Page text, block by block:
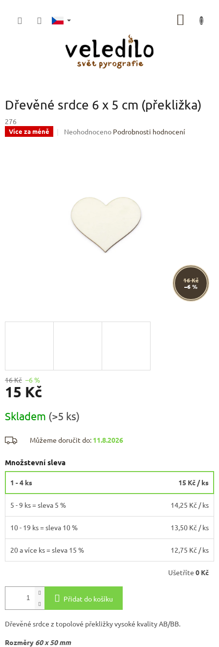
Dřevěné srdce 6 x 5 cm (překližka)
276
Více za méně
Průměrné
hvězdiček.
Neohodnoceno Podrobnosti hodnocení
16 Kč
–6 %
16 Kč –6 %
15 Kč
cena:
Skladem (>5 ks)
Můžeme doručit do: 11.8.2026
Množstevní sleva
1 - 4 ks 15 Kč / ks
5 - 9 ks = sleva 5 % 14,25 Kč / ks
10 - 19 ks = sleva 10 % 13,50 Kč / ks
20 a více ks = sleva 15 % 12,75 Kč / ks
Ušetříte 0 Kč
Přidat do košíku
Dřevěné srdce z topolové překližkyvysoké kvality AB/BB.
Rozměry 60 x 50 mm